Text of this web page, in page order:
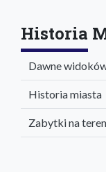
Historia
Dawne
Historia miasta
Zabytki na